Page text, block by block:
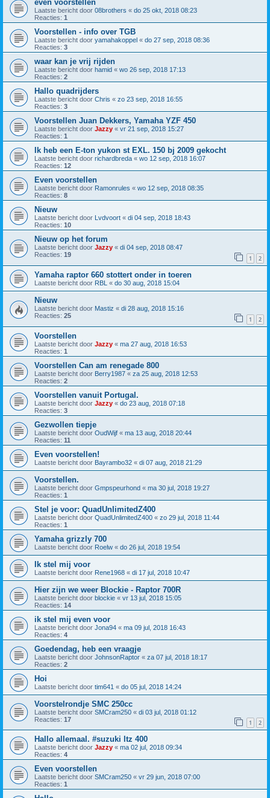
even voorstellen
Laatste bericht door 08brothers « do 25 okt, 2018 08:23
Reacties: 1
Voorstellen - info over TGB
Laatste bericht door yamahakoppel « do 27 sep, 2018 08:36
Reacties: 3
waar kan je vrij rijden
Laatste bericht door hamid « wo 26 sep, 2018 17:13
Reacties: 2
Hallo quadrijders
Laatste bericht door Chris « zo 23 sep, 2018 16:55
Reacties: 3
Voorstellen Juan Dekkers, Yamaha YZF 450
Laatste bericht door Jazzy « vr 21 sep, 2018 15:27
Reacties: 1
Ik heb een E-ton yukon st EXL. 150 bj 2009 gekocht
Laatste bericht door richardbreda « wo 12 sep, 2018 16:07
Reacties: 12
Even voorstellen
Laatste bericht door Ramonrules « wo 12 sep, 2018 08:35
Reacties: 8
Nieuw
Laatste bericht door Lvdvoort « di 04 sep, 2018 18:43
Reacties: 10
Nieuw op het forum
Laatste bericht door Jazzy « di 04 sep, 2018 08:47
Reacties: 19 1 2
Yamaha raptor 660 stottert onder in toeren
Laatste bericht door RBL « do 30 aug, 2018 15:04
Nieuw
Laatste bericht door Mastiz « di 28 aug, 2018 15:16
Reacties: 25 1 2
Voorstellen
Laatste bericht door Jazzy « ma 27 aug, 2018 16:53
Reacties: 1
Voorstellen Can am renegade 800
Laatste bericht door Berry1987 « za 25 aug, 2018 12:53
Reacties: 2
Voorstellen vanuit Portugal.
Laatste bericht door Jazzy « do 23 aug, 2018 07:18
Reacties: 3
Gezwollen tiepje
Laatste bericht door OudWijf « ma 13 aug, 2018 20:44
Reacties: 11
Even voorstellen!
Laatste bericht door Bayrambo32 « di 07 aug, 2018 21:29
Voorstellen.
Laatste bericht door Gmpspeurhond « ma 30 jul, 2018 19:27
Reacties: 1
Stel je voor: QuadUnlimitedZ400
Laatste bericht door QuadUnlimitedZ400 « zo 29 jul, 2018 11:44
Reacties: 1
Yamaha grizzly 700
Laatste bericht door Roelw « do 26 jul, 2018 19:54
Ik stel mij voor
Laatste bericht door Rene1968 « di 17 jul, 2018 10:47
Hier zijn we weer Blockie - Raptor 700R
Laatste bericht door blockie « vr 13 jul, 2018 15:05
Reacties: 14
ik stel mij even voor
Laatste bericht door Jona94 « ma 09 jul, 2018 16:43
Reacties: 4
Goedendag, heb een vraagje
Laatste bericht door JohnsonRaptor « za 07 jul, 2018 18:17
Reacties: 2
Hoi
Laatste bericht door tim641 « do 05 jul, 2018 14:24
Voorstelrondje SMC 250cc
Laatste bericht door SMCram250 « di 03 jul, 2018 01:12
Reacties: 17 1 2
Hallo allemaal. #suzuki ltz 400
Laatste bericht door Jazzy « ma 02 jul, 2018 09:34
Reacties: 4
Even voorstellen
Laatste bericht door SMCram250 « vr 29 jun, 2018 07:00
Reacties: 1